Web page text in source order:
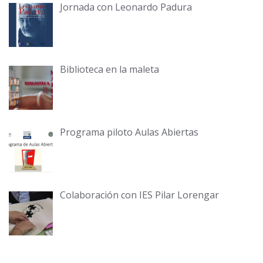
Jornada con Leonardo Padura
Biblioteca en la maleta
Programa piloto Aulas Abiertas
Colaboración con IES Pilar Lorengar